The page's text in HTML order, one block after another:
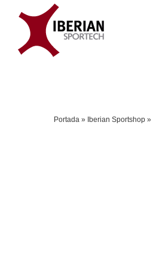
contenido
Portada» Iberian Sportshop»